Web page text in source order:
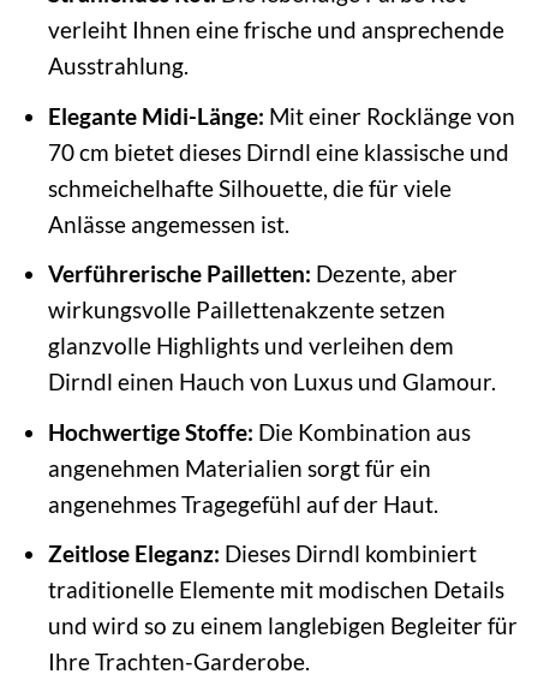
verleiht Ihnen eine frische und ansprechende
Ausstrahlung.
Elegante Midi-Länge: Mit einer Rocklänge von
70 cm bietet dieses Dirndl eine klassische und
schmeichelhafte Silhouette, die für viele
Anlässe angemessen ist.
Verführerische Pailletten: Dezente, aber
wirkungsvolle Paillettenakzente setzen
glanzvolle Highlights und verleihen dem
Dirndl einen Hauch von Luxus und Glamour.
Hochwertige Stoffe: Die Kombination aus
angenehmen Materialien sorgt für ein
angenehmes Tragegefühl auf der Haut.
Zeitlose Eleganz: Dieses Dirndl kombiniert
traditionelle Elemente mit modischen Details
und wird so zu einem langlebigen Begleiter für
Ihre Trachten-Garderobe.